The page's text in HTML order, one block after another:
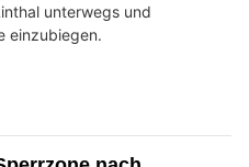
unterwegs und
einzubiegen.